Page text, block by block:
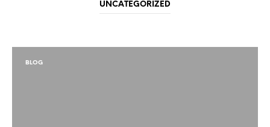
UNCATEGORIZED
BLOG